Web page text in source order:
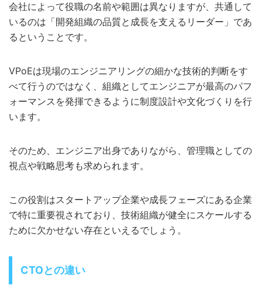
会社によって役職の名前や範囲は異なりますが、共通して
いるのは「開発組織の品質と成長を支えるリーダー」であ
るということです。
VPoEは現場のエンジニアリングの細かな技術的判断をす
べて行うのではなく、組織としてエンジニアが最高のパフ
ォーマンスを発揮できるように制度設計や文化づくりを行
います。
そのため、エンジニア出身でありながら、管理職としての
視点や戦略思考も求められます。
この役割はスタートアップ企業や成長フェーズにある企業
で特に重要視されており、技術組織が健全にスケールする
ために欠かせない存在といえるでしょう。
CTOとの違い